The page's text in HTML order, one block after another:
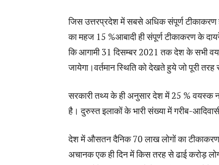
जिस उत्तरप्रदेश में सबसे अधिक संपूर्ण टीकाकरण
का महज 15 %आबादी ही संपूर्ण टीकाकरण के
कि आगामी 31 दिसम्बर 2021 तक देश के सभी
जायेगा।वर्तमान स्थिति को देखते हुये जो पूरी
सरकारी तथ्य के ही अनुसार देश में 25 % वयस्क
है। दुरुस्त इलाकों के भारी संख्या में गरीब-
देश में औसतन दैनिक 70 लाख लोगों का टीकाकरण
अचानक एक ही दिन में किस तरह से ढाई करोड़